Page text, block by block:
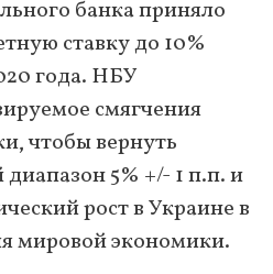
банка приняло
ставку до 10%
года. НБУ
смягчения
чтобы вернуть
5% +/- 1 п.п. и
рост в Украине в
мировой экономики.